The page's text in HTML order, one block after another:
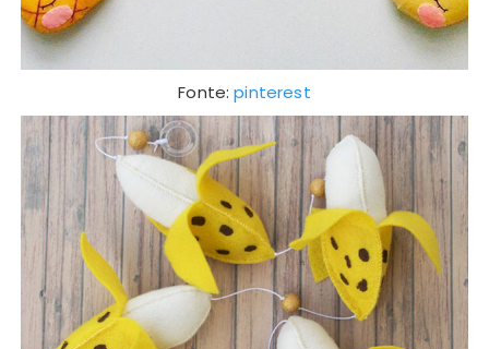
Fonte:pinterest